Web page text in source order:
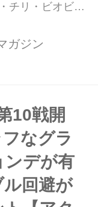
チリ・ビオビオ
ー選手権
・チリ・ビオビ
森林地帯の中高
ー・チリの開催
ライバーにと
ガジン
10戦開
なグラ
ンデが有
回避が